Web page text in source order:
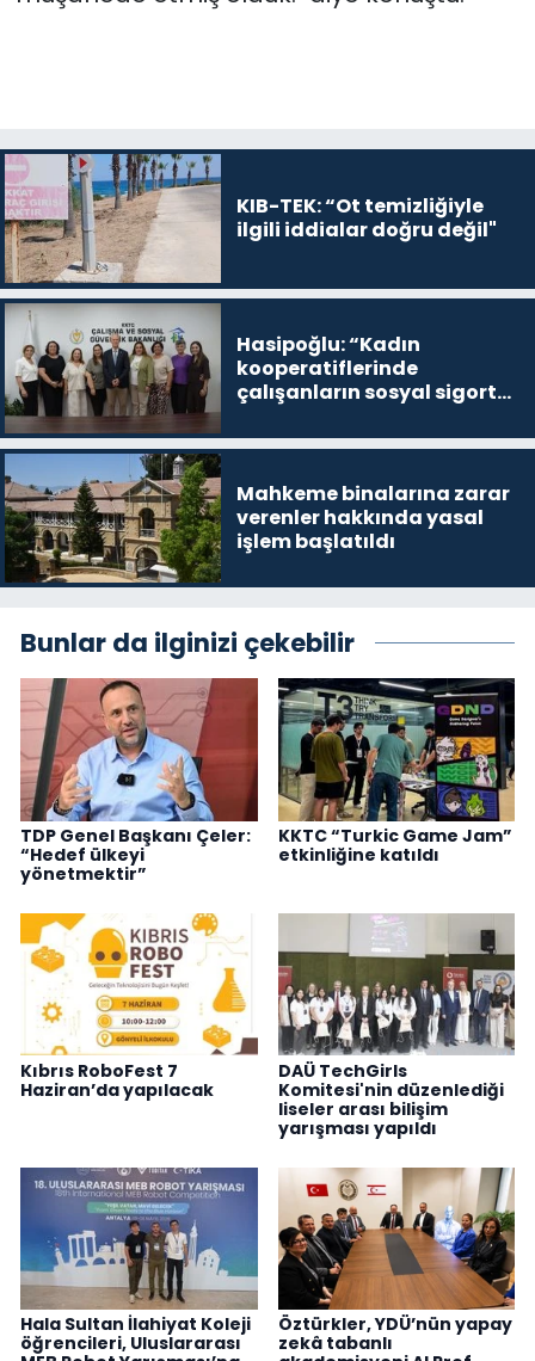
KIB-TEK: “Ot temizliğiyle
ilgili iddialar doğru değil"
Hasipoğlu: “Kadın
kooperatiflerinde
çalışanların sosyal sigorta
karşılayacağız”
Mahkeme binalarına zarar
verenler hakkında yasal
işlem başlatıldı
Bunlar da ilginizi çekebilir
TDP Genel Başkanı Çeler:
“Hedef ülkeyi
yönetmektir”
KKTC “Turkic Game Jam”
etkinliğine katıldı
Kıbrıs RoboFest 7
Haziran’da yapılacak
DAÜ TechGirls
Komitesi'nin düzenlediği
liseler arası bilişim
yarışması yapıldı
Hala Sultan İlahiyat Koleji
öğrencileri, Uluslararası
Öztürkler, YDÜ’nün yapay
zekâ tabanlı